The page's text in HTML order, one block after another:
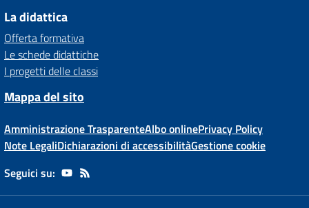
La didattica
Offerta formativa
Le schede didattiche
I progetti delle classi
Mappa del sito
Amministrazione TrasparenteAlbo onlinePrivacy Policy
Note LegaliDichiarazioni di accessibilitàGestione cookie
Seguici su: